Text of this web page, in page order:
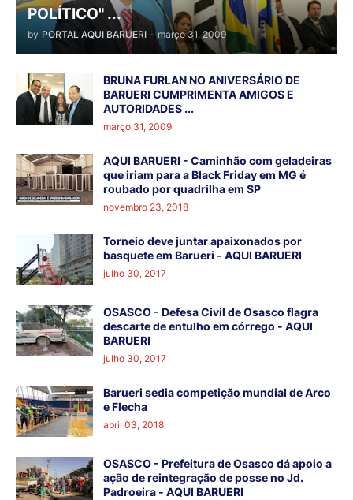
POLÍTICO" ...
by PORTAL AQUI BARUERI - março 31, 2009
BRUNA FURLAN NO ANIVERSÁRIO DE
BARUERI CUMPRIMENTA AMIGOS E
AUTORIDADES ...
março 31, 2009
AQUI BARUERI - Caminhão com geladeiras
que iriam para a Black Friday em MG é
roubado por quadrilha em SP
novembro 23, 2018
Torneio deve juntar apaixonados por
basquete em Barueri - AQUI BARUERI
julho 30, 2017
OSASCO - Defesa Civil de Osasco flagra
descarte de entulho em córrego - AQUI
BARUERI
julho 30, 2017
Barueri sedia competição mundial de Arco
e Flecha
abril 03, 2018
OSASCO - Prefeitura de Osasco dá apoio a
ação de reintegração de posse no Jd.
Padroeira - AQUI BARUERI